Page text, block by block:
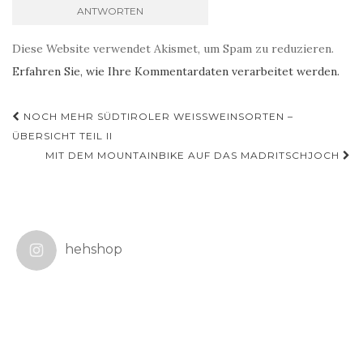
Diese Website verwendet Akismet, um Spam zu reduzieren.
Erfahren Sie, wie Ihre Kommentardaten verarbeitet werden.
Beitragsnavigation
NOCH MEHR SÜDTIROLER WEISSWEINSORTEN – Ü
BERSICHT TEIL II
MIT DEM MOUNTAINBIKE AUF DAS MADRITSCHJOCH
hehshop